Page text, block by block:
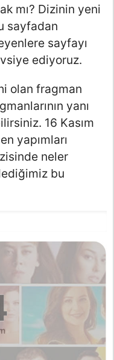
mı? Dizinin yeni
sayfadan
sayfayı
ediyoruz.
olan fragman
yanı
16 Kasım
yapımları
neler
bu